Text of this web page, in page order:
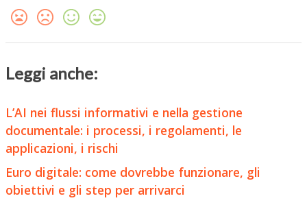
Leggi anche:
L’AI nei flussi informativi e nella gestione
documentale: i processi, i regolamenti, le
applicazioni, i rischi
Euro digitale: come dovrebbe funzionare, gli
obiettivi e gli step per arrivarci